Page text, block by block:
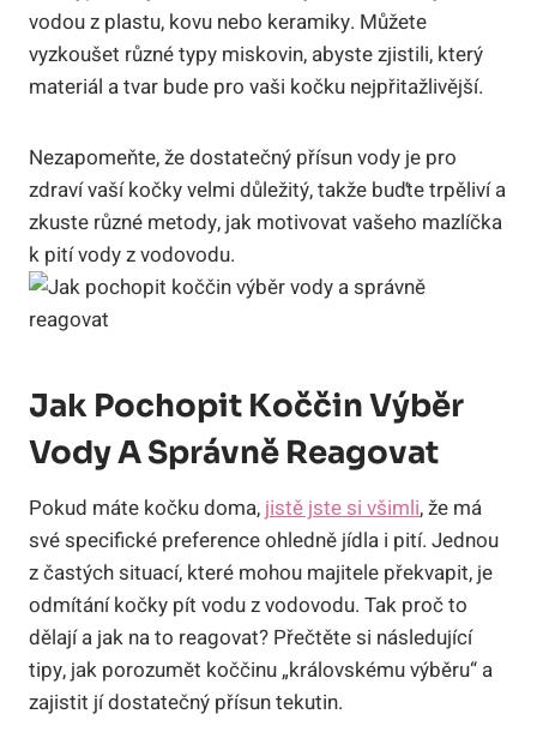
vodou z plastu, kovu nebo keramiky. Můžete
vyzkoušet různé typy miskovin, abyste zjistili, který
materiál a tvar bude pro vaši kočku nejpřitažlivější.
Nezapomeňte, že dostatečný přísun vody je pro
zdraví vaší kočky velmi důležitý, takže buďte trpěliví a
zkuste různé metody, jak motivovat vašeho mazlíčka
k pití vody z vodovodu.
Jak Pochopit Koččin Výběr
Vody A Správně Reagovat
Pokud máte kočku doma, jistě jste si všimli, že má
své specifické preference ohledně jídla i pití. Jednou
z častých situací, které mohou majitele překvapit, je
odmítání kočky pít vodu z vodovodu. Tak proč to
dělají a jak na to reagovat? Přečtěte si následující
tipy, jak porozumět koččinu „královskému výběru“ a
zajistit jí dostatečný přísun tekutin.